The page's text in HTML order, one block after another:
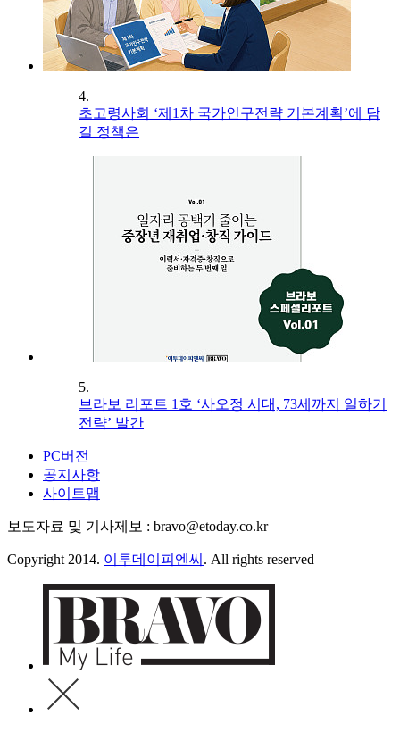
4.
초고령사회 ‘제1차 국가인구전략 기본계획’에 담
길 정책은
5.
브라보 리포트 1호 ‘사오정 시대, 73세까지 일하기
전략’ 발간
PC버전
공지사항
사이트맵
보도자료 및 기사제보 : bravo@etoday.co.kr
Copyright 2014. 이투데이피엔씨 . All rights reserved